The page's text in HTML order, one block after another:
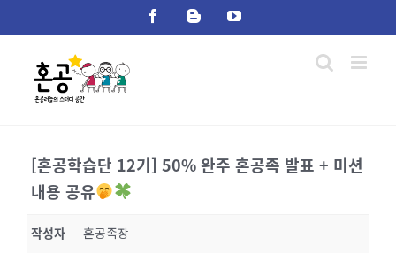
FacebookBloggerYouTube
[혼공학습단 12기] 50% 완주 혼공족 발표 + 미션
내용 공유
작성자
혼공족장